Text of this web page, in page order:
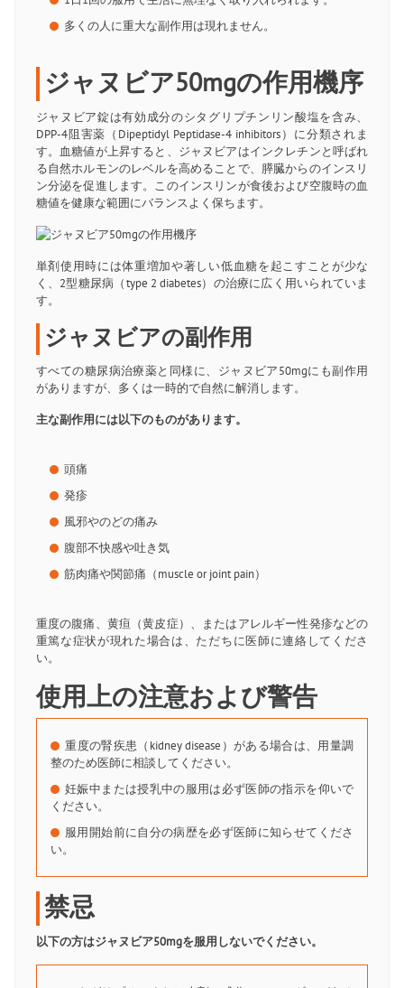
多くの人に重大な副作用は現れません。
ジャヌビア50mgの作用機序
ジャヌビア錠は有効成分のシタグリプチンリン酸塩を含み、
DPP-4阻害薬（Dipeptidyl Peptidase-4 inhibitors）に分類されま
す。血糖値が上昇すると、ジャヌビアはインクレチンと呼ばれ
る自然ホルモンのレベルを高めることで、膵臓からのインスリ
ン分泌を促進します。このインスリンが食後および空腹時の血
糖値を健康な範囲にバランスよく保ちます。
単剤使用時には体重増加や著しい低血糖を起こすことが少な
く、2型糖尿病（type 2 diabetes）の治療に広く用いられていま
す。
ジャヌビアの副作用
すべての糖尿病治療薬と同様に、ジャヌビア50mgにも副作用
がありますが、多くは一時的で自然に解消します。
主な副作用には以下のものがあります。
頭痛
発疹
風邪やのどの痛み
腹部不快感や吐き気
筋肉痛や関節痛（muscle or joint pain）
重度の腹痛、黄疸（黄皮症）、またはアレルギー性発疹などの
重篤な症状が現れた場合は、ただちに医師に連絡してくださ
い。
使用上の注意および警告
重度の腎疾患（kidney disease）がある場合は、用量調
整のため医師に相談してください。
妊娠中または授乳中の服用は必ず医師の指示を仰いで
ください。
服用開始前に自分の病歴を必ず医師に知らせてくださ
い。
禁忌
以下の方はジャヌビア50mgを服用しないでください。